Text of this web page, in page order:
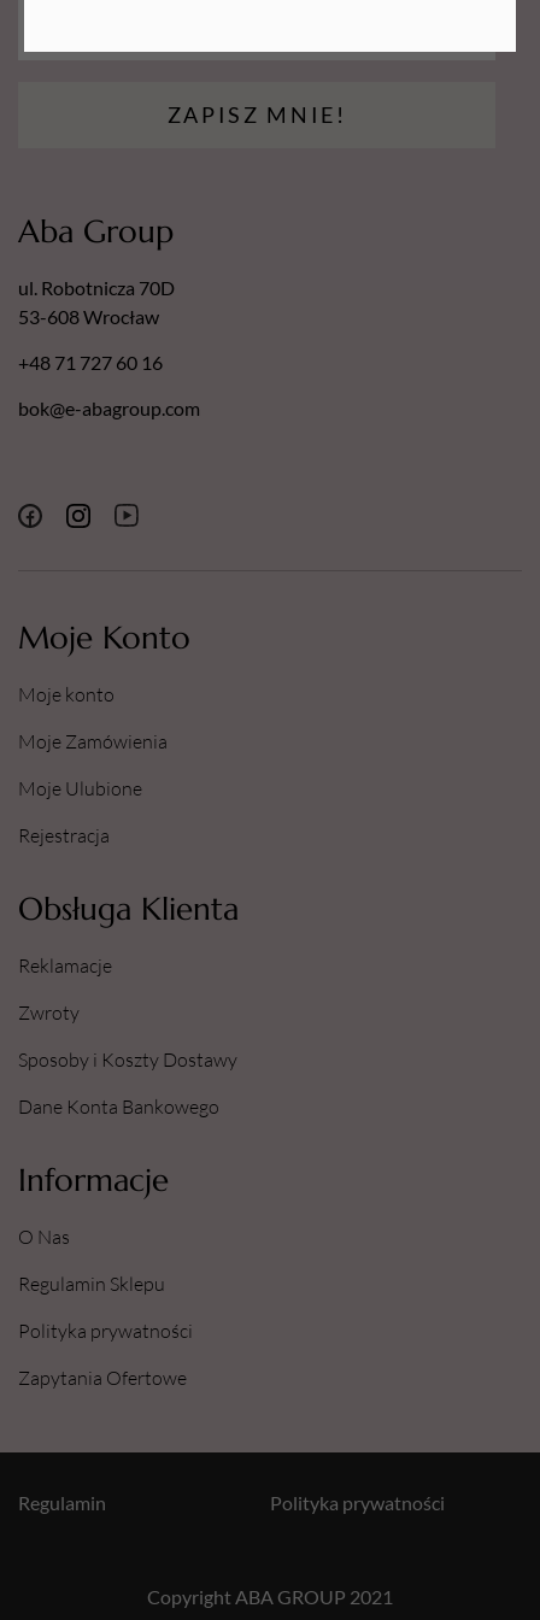
ZAPISZ MNIE!
Moje Konto
Moje konto
Moje Zamówienia
Moje Ulubione
Rejestracja
Obsługa Klienta
Reklamacje
Zwroty
Sposoby i Koszty Dostawy
Dane Konta Bankowego
Informacje
O Nas
Regulamin Sklepu
Polityka prywatności
Zapytania Ofertowe
Aba Group
ul. Robotnicza 70D
53-608 Wrocław
+48 71 727 60 16
bok@e-abagroup.com
Copyright ABA GROUP 2021
Polityka prywatności
Regulamin